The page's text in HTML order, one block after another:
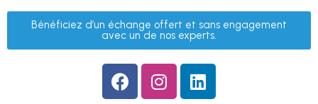
Bénéficiez d’un échange offert et sans engagement
avec un de nos experts.